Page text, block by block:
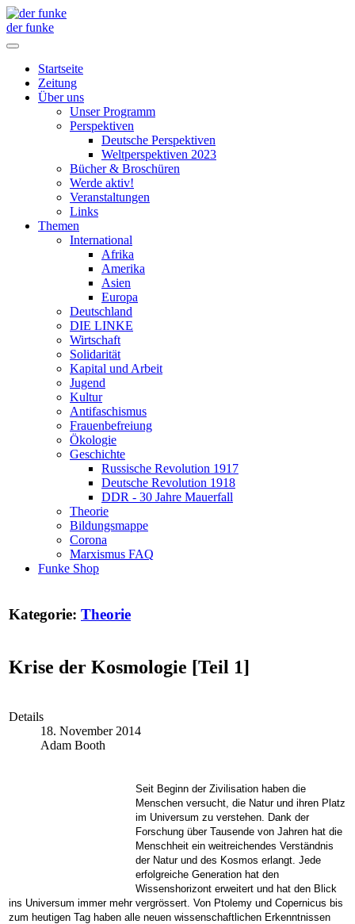
der funke
Startseite
Zeitung
Über uns
Unser Programm
Perspektiven
Deutsche Perspektiven
Weltperspektiven 2023
Bücher & Broschüren
Werde aktiv!
Veranstaltungen
Links
Themen
International
Afrika
Amerika
Asien
Europa
Deutschland
DIE LINKE
Wirtschaft
Solidarität
Kapital und Arbeit
Jugend
Kultur
Antifaschismus
Frauenbefreiung
Ökologie
Geschichte
Russische Revolution 1917
Deutsche Revolution 1918
DDR - 30 Jahre Mauerfall
Theorie
Bildungsmappe
Corona
Marxismus FAQ
Funke Shop
Kategorie: Theorie
Krise der Kosmologie [Teil 1]
Details
18. November 2014
Adam Booth
Seit Beginn der Zivilisation haben die
Menschen versucht, die Natur und ihren Platz
im Universum zu verstehen. Dank der
Forschung über Tausende von Jahren hat die
Menschheit ein weitreichendes Verständnis
der Natur und des Kosmos erlangt. Jede
erfolgreiche Generation hat den
Wissenshorizont erweitert und hat den Blick
ins Universum immer mehr vergrössert. Von Ptolemy und Copernicus bis
zum heutigen Tag haben alle neuen wissenschaftlichen Erkenntnissen